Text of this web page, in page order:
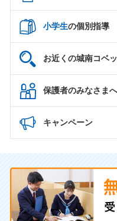
小学生の個別指導
お近くの城南コベ
保護者のみなさまへ
キャンペーン